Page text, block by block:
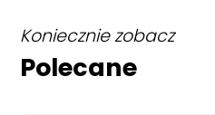
Koniecznie zobacz
Polecane